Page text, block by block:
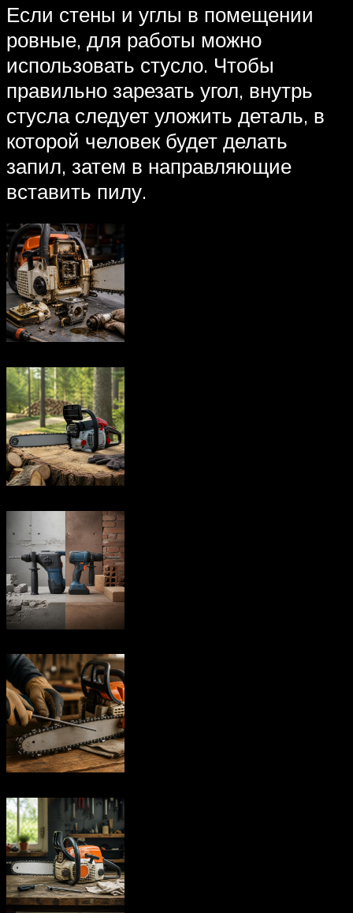
Если стены и углы в помещении
ровные, для работы можно
использовать стусло. Чтобы
правильно зарезать угол, внутрь
стусла следует уложить деталь, в
которой человек будет делать
запил, затем в направляющие
вставить пилу.